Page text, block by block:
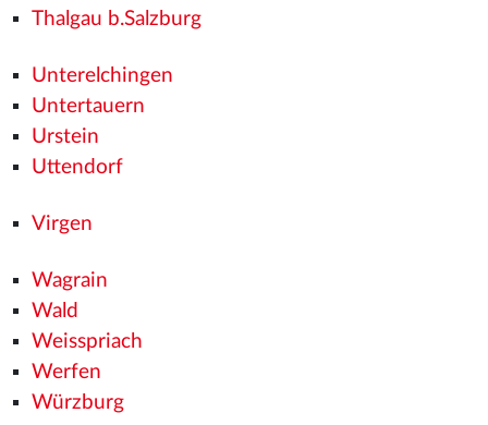
Thalgau b.Salzburg
Unterelchingen
Untertauern
Urstein
Uttendorf
Virgen
Wagrain
Wald
Weisspriach
Werfen
Würzburg